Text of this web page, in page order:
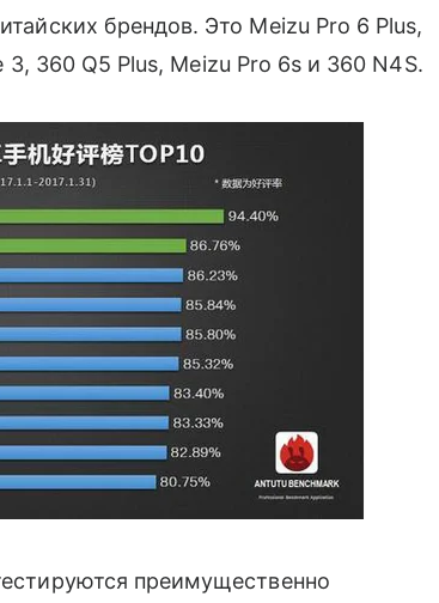
брендов. Это Meizu Pro 6 Plus,
360 Q5 Plus, Meizu Pro 6s и 360 N4S.
преимущественно